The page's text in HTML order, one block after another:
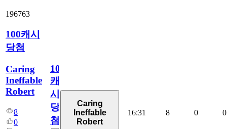
196763
100캐시
당첨
Caring
Ineffable
Robert
8
0
100
캐
시
당
첨
Caring
Ineffable
Robert
16:31 8 0 0